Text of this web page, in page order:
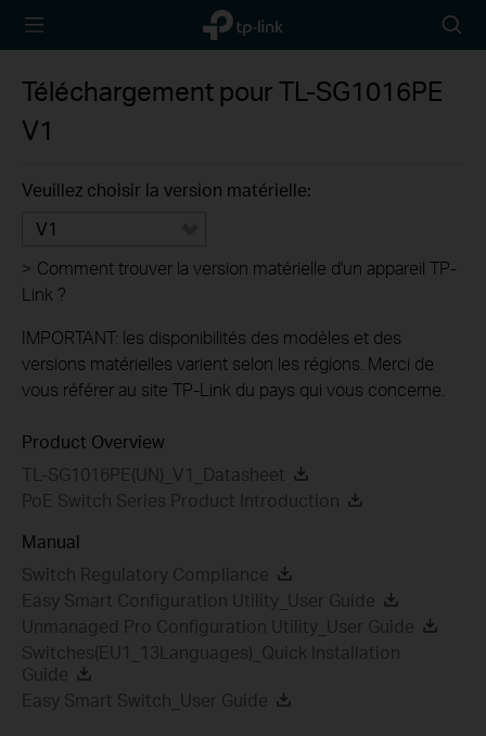
TP-Link,
Reliably
icon
Téléchargement pourTL-SG1016PE
V1
Veuillez choisir la version matérielle:
V1
> Comment trouver la version matérielle d'un appareil TP-
Link ?
IMPORTANT: les disponibilités des modèles et des
versions matérielles varient selon les régions. Merci de
vous référer au site TP-Link du pays qui vous concerne.
Product Overview
TL-SG1016PE(UN)_V1_Datasheet
PoE Switch Series Product Introduction
Manual
Switch Regulatory Compliance
Easy Smart Configuration Utility_User Guide
Unmanaged Pro Configuration Utility_User Guide
Switches(EU1_13Languages)_Quick Installation
Guide
Easy Smart Switch_User Guide